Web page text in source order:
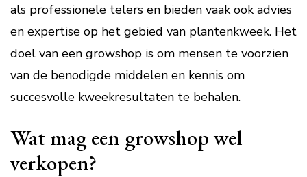
als professionele telers en bieden vaak ook advies
en expertise op het gebied van plantenkweek. Het
doel van een growshop is om mensen te voorzien
van de benodigde middelen en kennis om
succesvolle kweekresultaten te behalen.
Wat mag een growshop wel
verkopen?